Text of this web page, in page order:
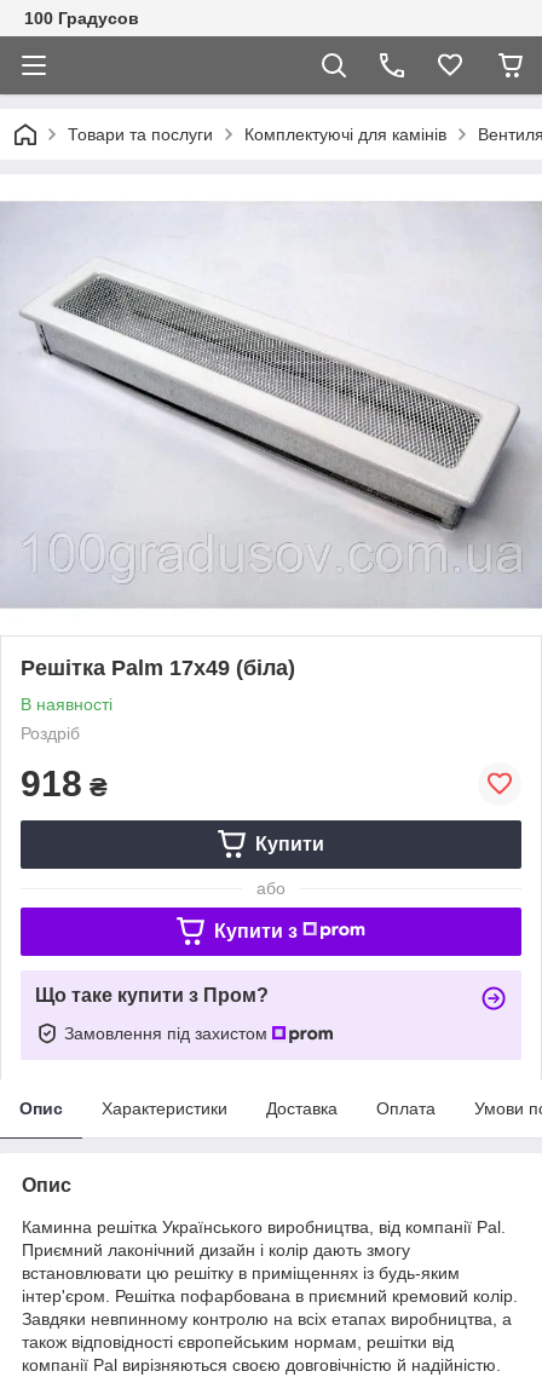
100 Градусов
Товари та послуги Комплектуючі для камінів
Решітка Palm 17х49 (біла)
В наявності
Роздріб
918 ₴
Купити
або
Купити з
Що таке купити з Пром?
Замовлення під захистом
Опис Характеристики Доставка Оплата Умови
Опис
Каминна решітка Українського виробництва, від компанії Pal.
Приємний лаконічний дизайн і колір дають змогу
встановлювати цю решітку в приміщеннях із будь-яким
інтер'єром. Решітка пофарбована в приємний кремовий колір.
Завдяки невпинному контролю на всіх етапах виробництва, а
також відповідності європейським нормам, решітки від
компанії Pal вирізняються своєю довговічністю й надійністю.